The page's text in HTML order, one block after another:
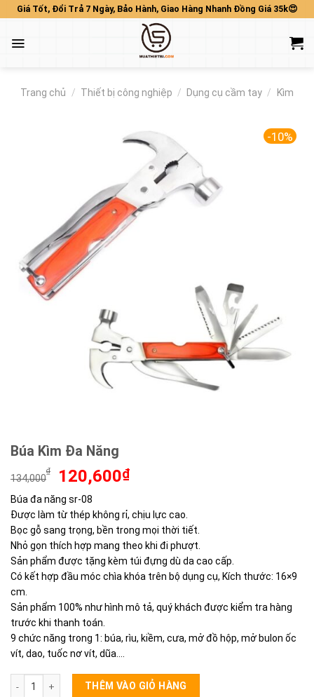
Skip
content
Giá Tốt, Đổi Trả 7 Ngày, Bảo Hành, Giao Hàng Nhanh Đồng Giá 35k😍
Trang chủ / Thiết bị công nghiệp / Dụng cụ cầm tay / Kìm
-10%
Búa Kìm Đa Năng
134,000
₫
Giá
là:
134,000₫.
120,600₫Giá
là:
120,600₫.
Búa đa năng sr-08
Được làm từ thép không rỉ, chịu lực cao.
Bọc gỗ sang trọng, bền trong mọi thời tiết.
Nhỏ gọn thích hợp mang theo khi đi phượt.
Sản phẩm được tặng kèm túi đựng dù da cao cấp.
Có kết hợp đầu móc chìa khóa trên bộ dụng cụ, Kích thước: 16×9
cm.
Sản phẩm 100% như hình mô tả, quý khách được kiểm tra hàng
trước khi thanh toán.
9 chức năng trong 1: búa, rìu, kiềm, cưa, mở đồ hộp, mở bulon ốc
vít, dao, tuốc nơ vít, dũa….
Búa Kìm Đa Năng số lượng
THÊM VÀO GIỎ HÀNG